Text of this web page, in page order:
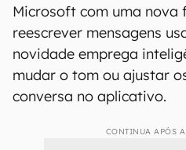
Microsoft com uma nova
reescrever mensagens
novidade emprega
mudar o tom ou ajustar
conversa no aplicativo.
CONTINUA APÓS